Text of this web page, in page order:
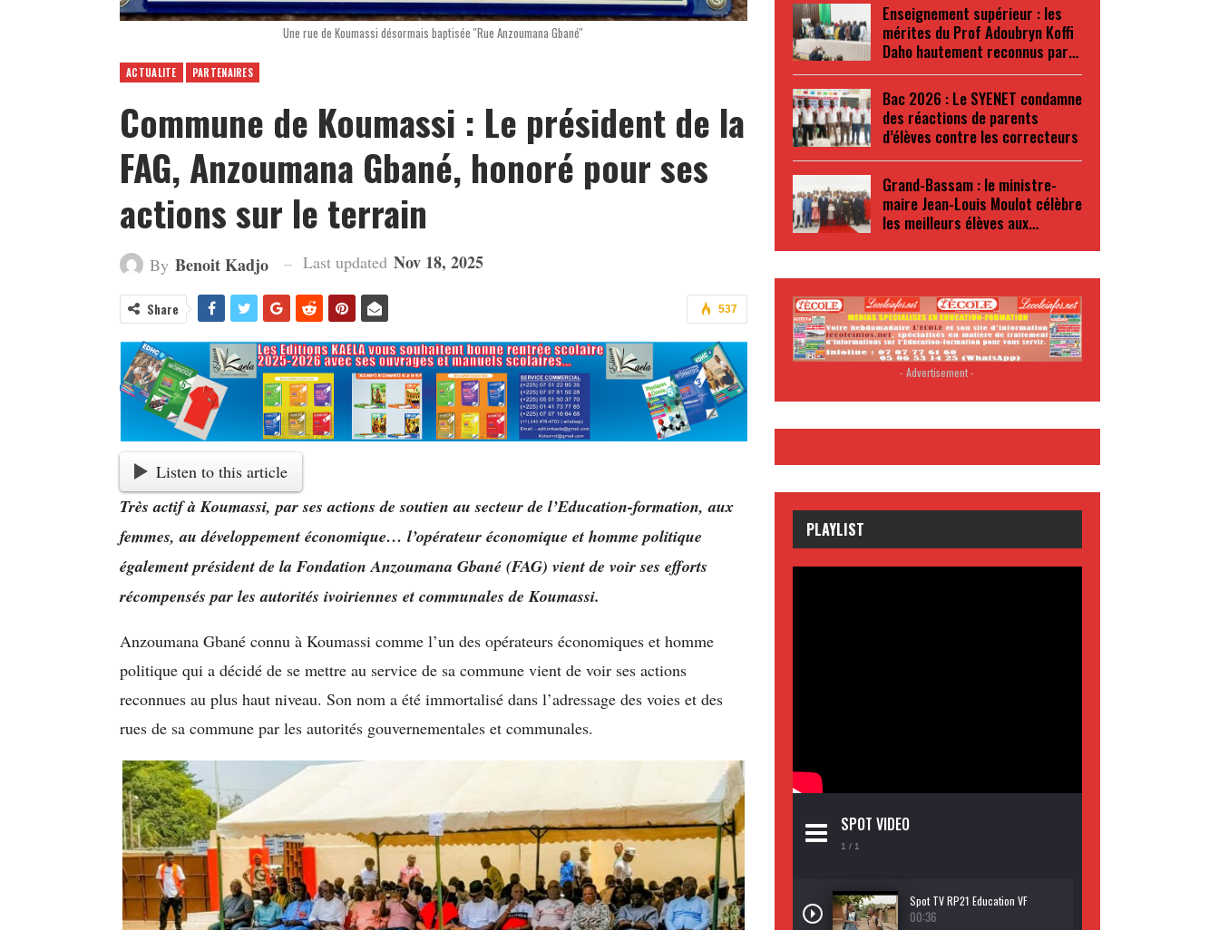
Une rue de Koumassi désormais baptisée ''Rue Anzoumana Gbané''
ACTUALITE PARTENAIRES
Commune de Koumassi : Le président de la
FAG, Anzoumana Gbané, honoré pour ses
actions sur le terrain
By Benoit Kadjo Last updated Nov 18, 2025
537
Share
Listen to this article
Très actif à Koumassi, par ses actions de soutien au secteur de l’Education-formation, aux
femmes, au développement économique… l’opérateur économique et homme politique
également président de la Fondation Anzoumana Gbané (FAG) vient de voir ses efforts
récompensés par les autorités ivoiriennes et communales de Koumassi.
Anzoumana Gbané connu à Koumassi comme l’un des opérateurs économiques et homme
politique qui a décidé de se mettre au service de sa commune vient de voir ses actions
reconnues au plus haut niveau. Son nom a été immortalisé dans l’adressage des voies et des
rues de sa commune par les autorités gouvernementales et communales.
Enseignement supérieur : les
mérites du Prof Adoubryn Koffi
Daho hautement reconnus par…
Bac 2026 : Le SYENET condamne
des réactions de parents
d’élèves contre les correcteurs
Grand-Bassam : le ministre-
maire Jean-Louis Moulot célèbre
les meilleurs élèves aux…
- Advertisement -
PLAYLIST
SPOT VIDEO
1 / 1
Spot TV RP21 Education VF
00:36